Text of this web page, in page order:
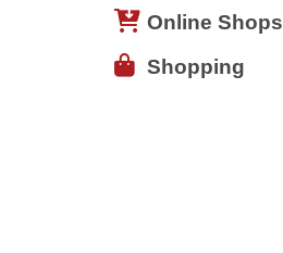
Online Shops
Shopping